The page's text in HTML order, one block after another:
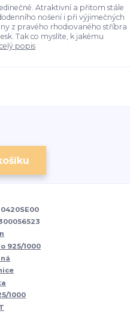
Atraktivní a přitom stále
nošení i při výjimečných
z pravého rhodiovaného stříbra
Tak co myslíte, k jakému
celý popis
925/1000
1000